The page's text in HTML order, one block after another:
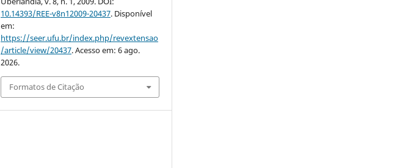
10.14393/REE-v8n12009-20437. Disponível
em:
https://seer.ufu.br/index.php/revextensao
/article/view/20437. Acesso em: 6 ago.
2026.
Formatos de Citação